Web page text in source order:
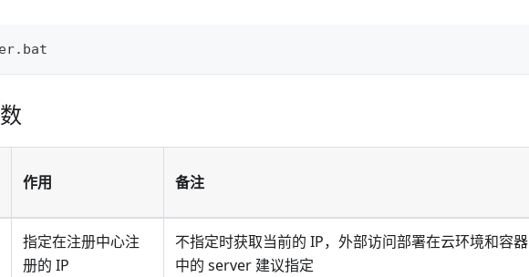
作用 备注
指定在注册中心注
册的 IP
不指定时获取当前的 IP，外部访问部署在云环境和容器
中的 server 建议指定